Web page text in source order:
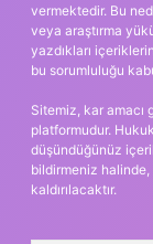
vermektedir. Bu
veya araştırma
yazdıkları
bu sorumluluğu
Sitemiz, kar amacı
platformudur.
düşündüğünüz
bildirmeniz
kaldırılacaktır.